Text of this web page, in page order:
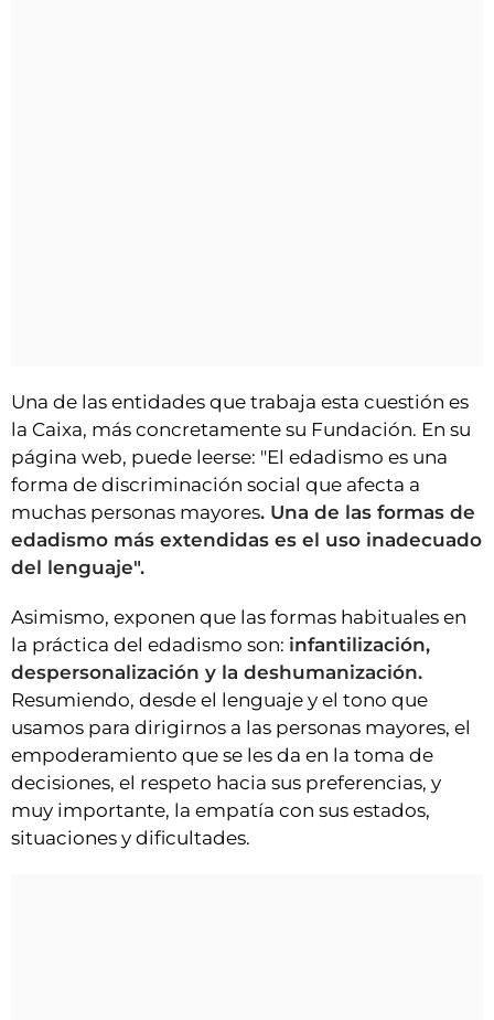
Una de las entidades que trabaja esta cuestión es
la Caixa, más concretamente su Fundación. En su
página web, puede leerse: "El edadismo es una
forma de discriminación social que afecta a
muchas personas mayores. Una de las formas de
edadismo más extendidas es el uso inadecuado
del lenguaje".
Asimismo, exponen que las formas habituales en
la práctica del edadismo son: infantilización,
despersonalización y la deshumanización.
Resumiendo, desde el lenguaje y el tono que
usamos para dirigirnos a las personas mayores, el
empoderamiento que se les da en la toma de
decisiones, el respeto hacia sus preferencias, y
muy importante, la empatía con sus estados,
situaciones y dificultades.